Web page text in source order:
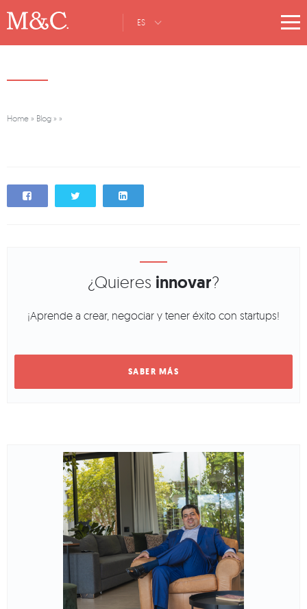
ES
Home » Blog » »
¿Quieres innovar?
¡Aprende a crear, negociar y tener éxito con startups!